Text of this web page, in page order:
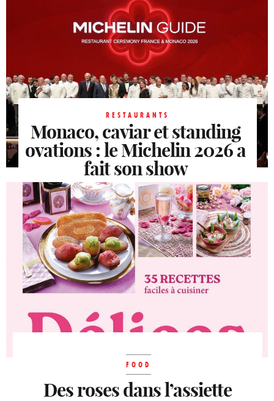
FOOD
Des roses dans l’assiette
RESTAURANTS
Monaco, caviar et standing
ovations : le Michelin 2026 a
fait son show
La veille de la cérémonie, le ton est donné.
Dans le mythique Salon Empire de l'Hôtel de
Paris Monte-Carlo –...